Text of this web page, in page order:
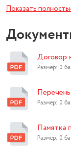
Рекомендуемая
помещения (м²)
Минимальный
внутреннего блока
Приточная
Дополнительные
Ионизация воздуха
Wi-Fi
Экосистема Умного
Показать
Договор
Размер: 0
Размер: 0
Памятка
Размер: 0